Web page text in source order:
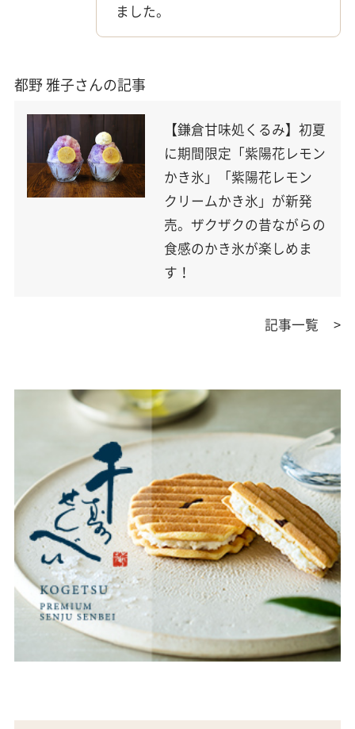
ました。
都野 雅子さんの記事
【鎌倉甘味処くるみ】初夏
に期間限定「紫陽花レモン
かき氷」「紫陽花レモン
クリームかき氷」が新発
売。ザクザクの昔ながらの
食感のかき氷が楽しめま
す！
記事一覧 >